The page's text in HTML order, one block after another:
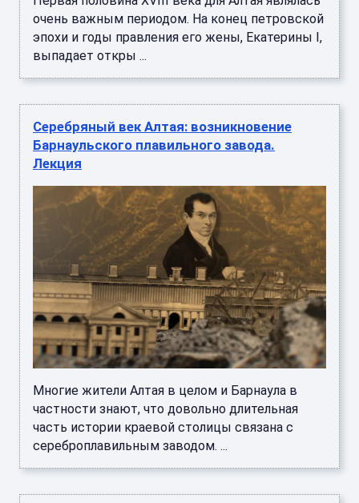
очень важным периодом. На конец петровской
эпохи и годы правления его жены, Екатерины I,
выпадает откры ...
Серебряный век Алтая: возникновение
Барнаульского плавильного завода.
Лекция
Многие жители Алтая в целом и Барнаула в
частности знают, что довольно длительная
часть истории краевой столицы связана с
сереброплавильным заводом. ...